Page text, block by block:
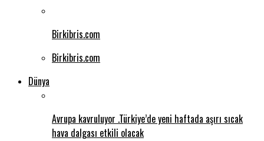
Birkibris.com
Birkibris.com
Dünya
Avrupa kavruluyor .Türkiye’de yeni haftada aşırı sıcak
hava dalgası etkili olacak